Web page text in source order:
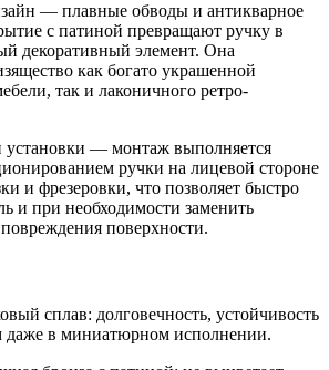
— плавные обводы и антикварное
с патиной превращают ручку в
декоративный элемент. Она
как богато украшенной
так и лаконичного ретро-
установки — монтаж выполняется
ручки на лицевой стороне
и фрезеровки, что позволяет быстро
и при необходимости заменить
поверхности.
сплав: долговечность, устойчивость
даже в миниатюрном исполнении.